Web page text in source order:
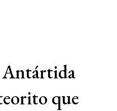
Antártida
que